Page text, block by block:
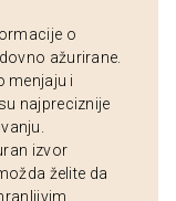
o
ažurirane.
menjaju i
najpreciznije
izvor
želite da